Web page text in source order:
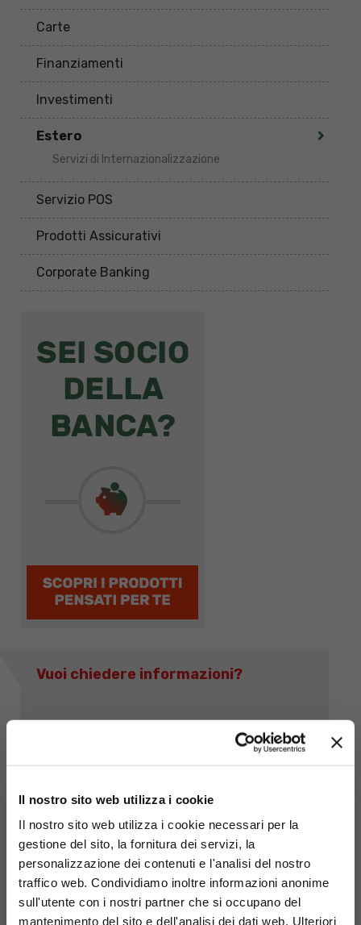
Il nostro sito web utilizza i cookie
Il nostro sito web utilizza i cookie necessari per la
gestione del sito, la fornitura dei servizi, la
personalizzazione dei contenuti e l'analisi del nostro
traffico web. Condividiamo inoltre informazioni anonime
sull'utente con i nostri partner che si occupano del
mantenimento del sito e dell'analisi dei dati web. Ulteriori
Carte
Finanziamenti
Investimenti
Estero
Servizi di Internazionalizzazione
Servizio POS
Prodotti Assicurativi
Corporate Banking
Vuoi chiedere informazioni?
Compila il form o rivolgiti direttamente alla filiale più